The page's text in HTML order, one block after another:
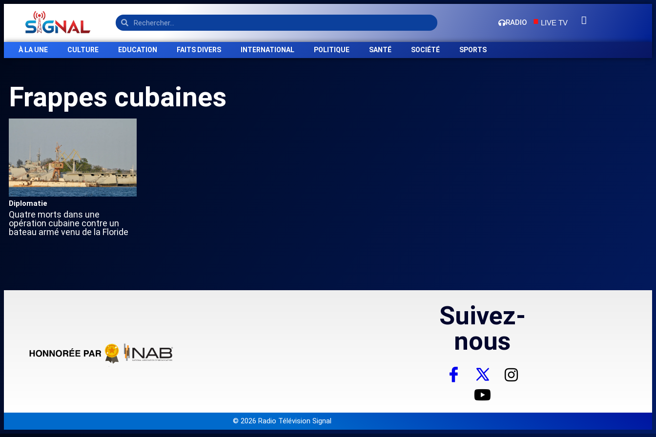
RADIO LIVE TV
À LA UNE CULTURE EDUCATION FAITS DIVERS INTERNATIONAL POLITIQUE SANTÉ SOCIÉTÉ SPORTS
Frappes cubaines
Diplomatie
Quatre morts dans une
opération cubaine contre un
bateau armé venu de la Floride
Suivez-
nous
© 2026 Radio Télévision Signal